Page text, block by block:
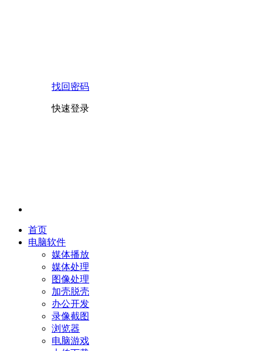
找回密码
快速登录
首页
电脑软件
媒体播放
媒体处理
图像处理
加壳脱壳
办公开发
录像截图
浏览器
电脑游戏